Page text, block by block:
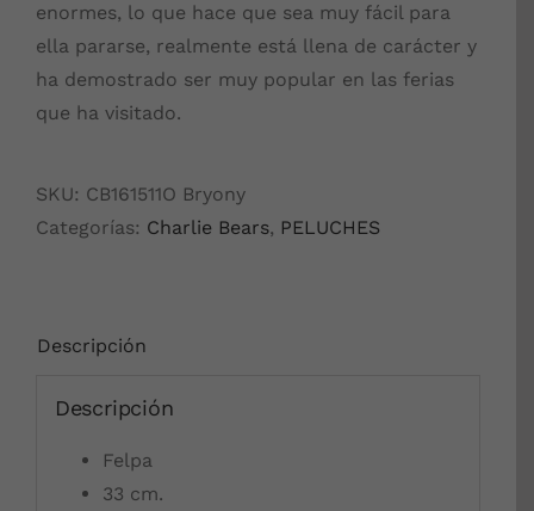
enormes, lo que hace que sea muy fácil para
ella pararse, realmente está llena de carácter y
ha demostrado ser muy popular en las ferias
que ha visitado.
SKU: CB161511O Bryony
Categorías: Charlie Bears, PELUCHES
Descripción
Descripción
Felpa
33 cm.